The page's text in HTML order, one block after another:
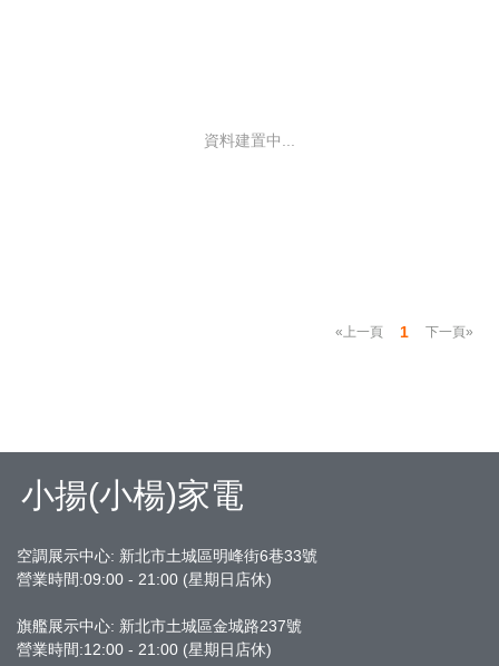
資料建置中...
«上一頁 1 下一頁»
小揚(小楊)家電
空調展示中心: 新北市土城區明峰街6巷33號
營業時間:09:00 - 21:00 (星期日店休)
旗艦展示中心: 新北市土城區金城路237號
營業時間:12:00 - 21:00 (星期日店休)